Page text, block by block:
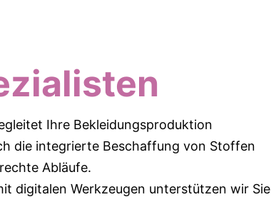
Ihre Bekleidungsproduktion
die integrierte Beschaffung von Stoffen
Abläufe.
digitalen Werkzeugen unterstützen wir Sie